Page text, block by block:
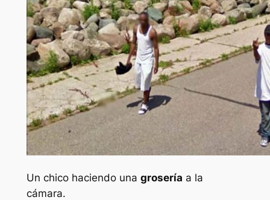
Un chico haciendo una grosería a la
cámara.